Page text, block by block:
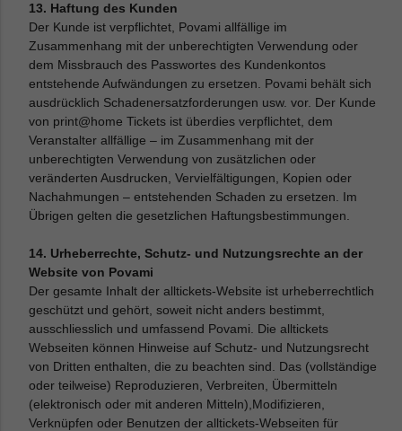
13. Haftung des Kunden
Der Kunde ist verpflichtet, Povami allfällige im
Zusammenhang mit der unberechtigten Verwendung oder
dem Missbrauch des Passwortes des Kundenkontos
entstehende Aufwändungen zu ersetzen. Povami behält sich
ausdrücklich Schadenersatzforderungen usw. vor. Der Kunde
von print@home Tickets ist überdies verpflichtet, dem
Veranstalter allfällige – im Zusammenhang mit der
unberechtigten Verwendung von zusätzlichen oder
veränderten Ausdrucken, Vervielfältigungen, Kopien oder
Nachahmungen – entstehenden Schaden zu ersetzen. Im
Übrigen gelten die gesetzlichen Haftungsbestimmungen.
14. Urheberrechte, Schutz- und Nutzungsrechte an der
Website von Povami
Der gesamte Inhalt der alltickets-Website ist urheberrechtlich
geschützt und gehört, soweit nicht anders bestimmt,
ausschliesslich und umfassend Povami. Die alltickets
Webseiten können Hinweise auf Schutz- und Nutzungsrecht
von Dritten enthalten, die zu beachten sind. Das (vollständige
oder teilweise) Reproduzieren, Verbreiten, Übermitteln
(elektronisch oder mit anderen Mitteln),Modifizieren,
Verknüpfen oder Benutzen der alltickets-Webseiten für